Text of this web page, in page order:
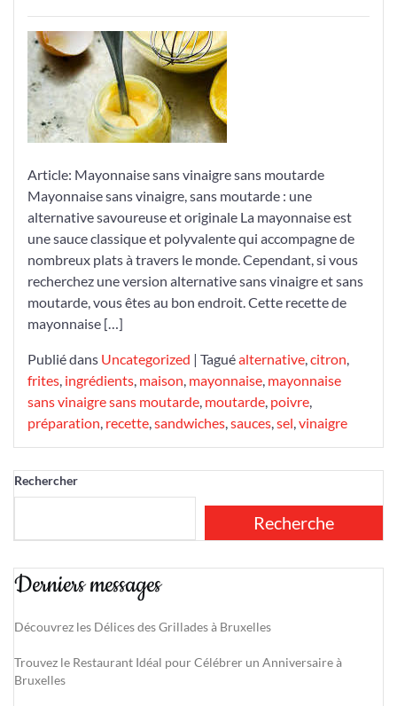
de
Mayonnaise
sans
Vinaigre
et
sans
:
Une
Alternative
Crémeuse
et
Savoureuse
Article: Mayonnaise sans vinaigre sans moutarde
Mayonnaise sans vinaigre, sans moutarde : une
alternative savoureuse et originale La mayonnaise est
une sauce classique et polyvalente qui accompagne de
nombreux plats à travers le monde. Cependant, si vous
recherchez une version alternative sans vinaigre et sans
moutarde, vous êtes au bon endroit. Cette recette de
mayonnaise […]
Publié dans Uncategorized | Taguéalternative citron
frites ingrédients maison mayonnaise mayonnaise
sans vinaigre sans moutarde moutarde poivre
préparation recette sandwiches sauces sel vinaigre
Rechercher
Recherche
Derniers messages
Découvrez les Délices des Grillades à Bruxelles
Trouvez le Restaurant Idéal pour Célébrer un Anniversaire à
Bruxelles